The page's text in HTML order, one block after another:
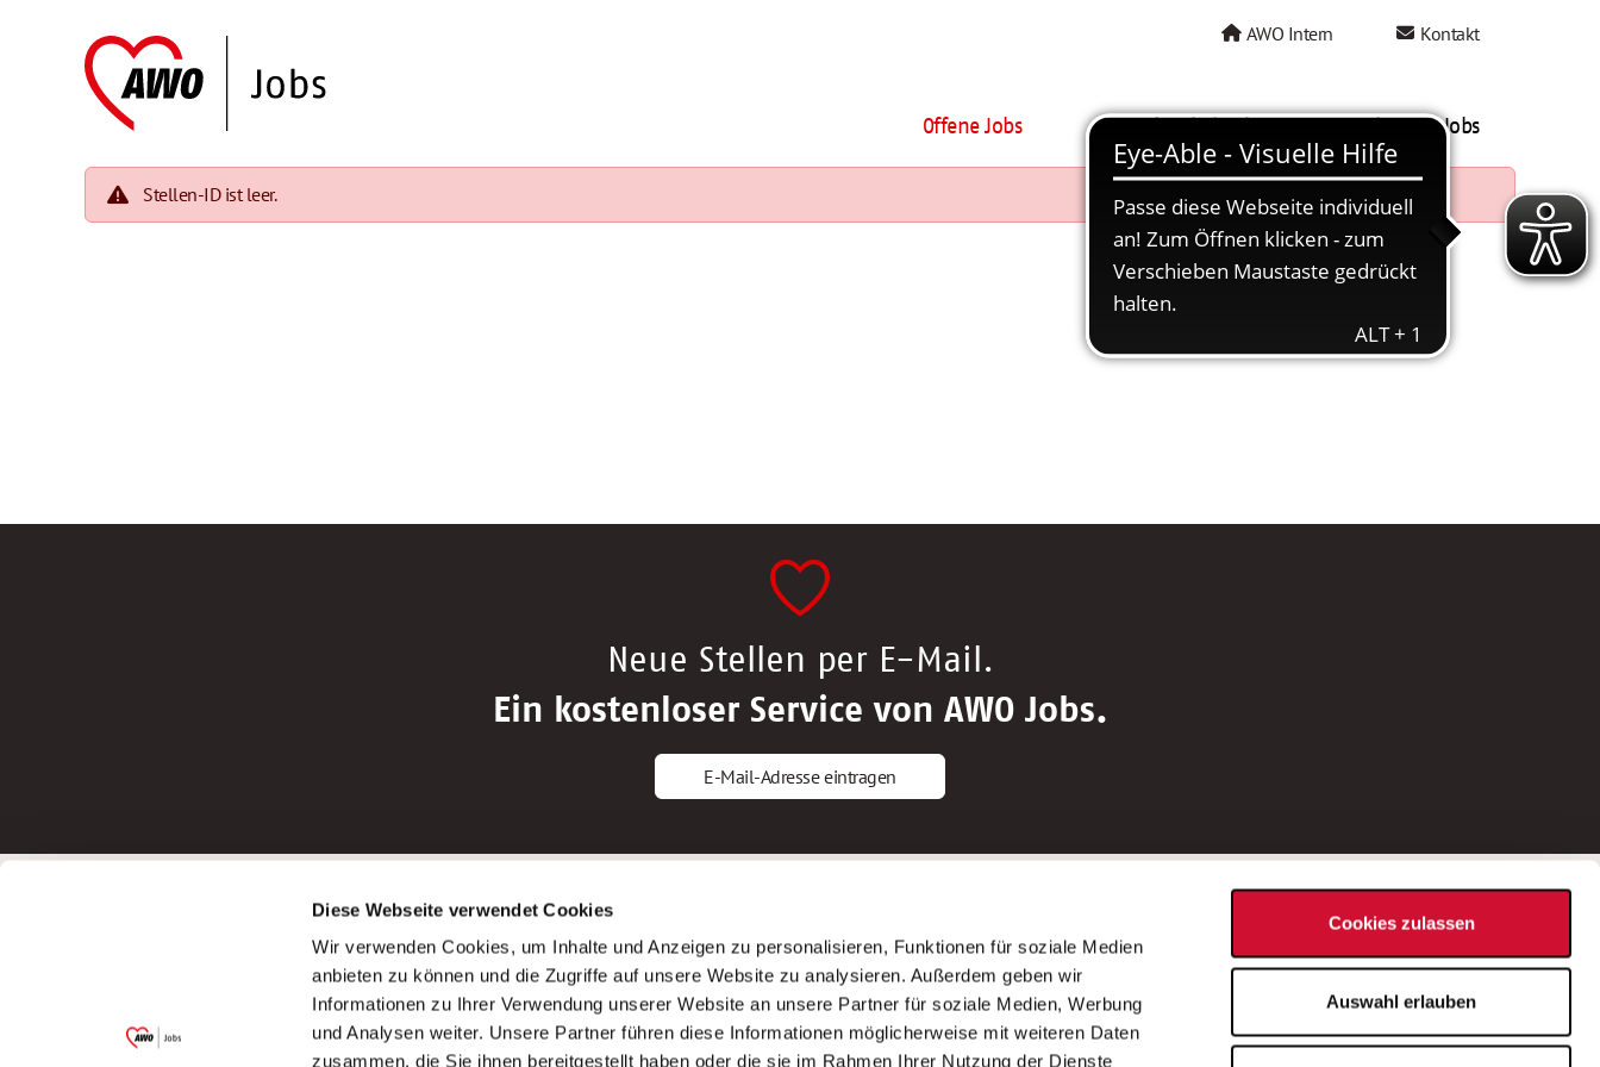
Diese Webseite verwendet Cookies
Wir verwenden Cookies, um Inhalte und Anzeigen zu personalisieren, Funktionen für soziale Medien
anbieten zu können und die Zugriffe auf unsere Website zu analysieren. Außerdem geben wir
Informationen zu Ihrer Verwendung unserer Website an unsere Partner für soziale Medien, Werbung
und Analysen weiter. Unsere Partner führen diese Informationen möglicherweise mit weiteren Daten
zusammen, die Sie ihnen bereitgestellt haben oder die sie im Rahmen Ihrer Nutzung der Dienste
Cookies zulassen
Auswahl erlauben
AWO Intern Kontakt
Offene Jobs AWO als Arbeitgeber Mein AWO Jobs
Stellen-ID ist leer.
Neue Stellen per E-Mail.
Ein kostenloser Service von AWO Jobs.
E-Mail-Adresse eintragen
Garitz Bewirtschaftungsbetriebe GmbH
(Ein Tochterunternehmen des AWO
Bezirksverbandes Unterfranken e.V.)
Bewerbungstipps
Bewerbung als Altenpfleger*in
Bewerbung als Krankenpfleger*in
Bewerbung als Altenpflegehelfer*in
Bewerbung als Erzieher*in
AWO Gliederungen nach Bundesland
Stellenangebote nach Bundesländern
Sitemap
Impressum
Datenschutz
Bei Fragen zu einer Stellenausschreibung
wenden Sie sich bitte an die*den in der
Stellenausschreibung genannte*n